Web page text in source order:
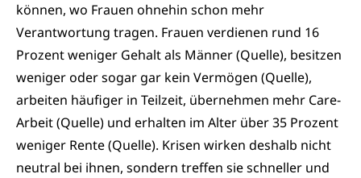
können, wo Frauen ohnehin schon mehr
Verantwortung tragen. Frauen verdienen rund 16
Prozent weniger Gehalt als Männer (Quelle), besitzen
weniger oder sogar gar kein Vermögen (Quelle),
arbeiten häufiger in Teilzeit, übernehmen mehr Care-
Arbeit (Quelle) und erhalten im Alter über 35 Prozent
weniger Rente (Quelle). Krisen wirken deshalb nicht
neutral bei ihnen, sondern treffen sie schneller und